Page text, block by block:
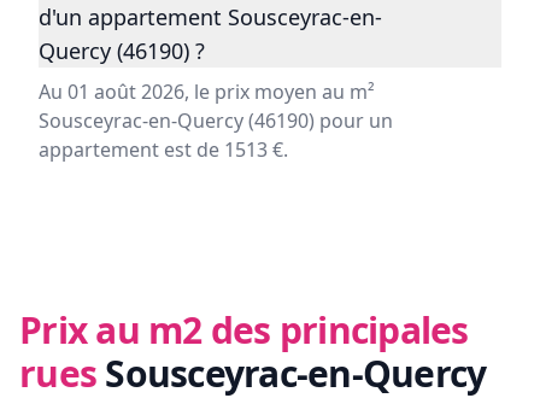
d'un appartement Sousceyrac-en-
Quercy (46190) ?
Au 01 août 2026, le prix moyen au m²
Sousceyrac-en-Quercy (46190) pour un
appartement est de 1513 €.
Prix au m2 des principales
ruesSousceyrac-en-Quercy